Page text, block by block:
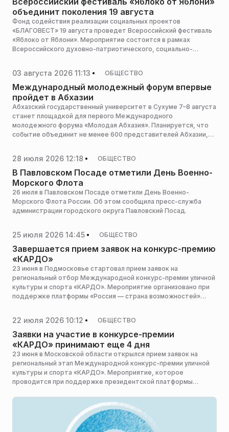
объединит поколения 19 августа
Фонд содействия реализации социальных проектов
«БЛАГОВЕСТ» 19 августа проведет Всероссийский фестиваль
«Яблоко от Яблони». Мероприятие состоится в рамках
Всероссийского духовно-патриотического, социально-
Федерации. Регистрация участников уже открыта на
официальной странице: https://fondblagovest.ru/fest, сообщили
в Фонде.
03 августа 2026 11:13 ОБЩЕСТВО
Международный молодежный форум впервые
пройдет в Абхазии
Абхазский государственный университет в Сухуме 7–8 августа
станет площадкой для первого Международного
молодежного форума «Молодая Абхазия». Планируется, что
событие объединит не менее 600 представителей Абхазии,
основанного еще в 2008 году, активность которого в
последнее время заметно снизилась, сообщает СМИ2.
28 июля 2026 12:18 ОБЩЕСТВО
В Павловском Посаде отметили День Военно-
Морского Флота
26 июля в Павловском Посаде отметили День Военно-
Морского Флота России. Об этом сообщила пресс-служба
администрации городского округа Павловский Посад.
25 июля 2026 14:45 ОБЩЕСТВО
Завершается прием заявок на конкурс-премию
«КАРДО»
23 июня в Подмосковье стартовал прием заявок на
региональный отбор Международной конкурс-премии уличной
культуры и спорта «КАРДО». Мероприятие организовано при
поддержке платформы «Россия — страна возможностей»
Министерство информации и молодежной политики
Московской области, а администрация городского округа
Мытищи оказывает организационное содействие. Об этом
сообщили в пресс-службе ведомства.
22 июля 2026 10:12 ОБЩЕСТВО
Заявки на участие в конкурсе-премии
«КАРДО» принимают еще 4 дня
23 июня в Московской области открылся прием заявок на
региональный этап Международной конкурс-премии уличной
культуры и спорта «КАРДО». Мероприятие, которое
проводится при поддержке президентской платформы
Мытищах. Организатором этапа выступает Министерства
информации и молодежной политики Подмосковья, а
содействие ему оказывает администрация городского округа
Мытищи, сообщила пресс-служба министерства.